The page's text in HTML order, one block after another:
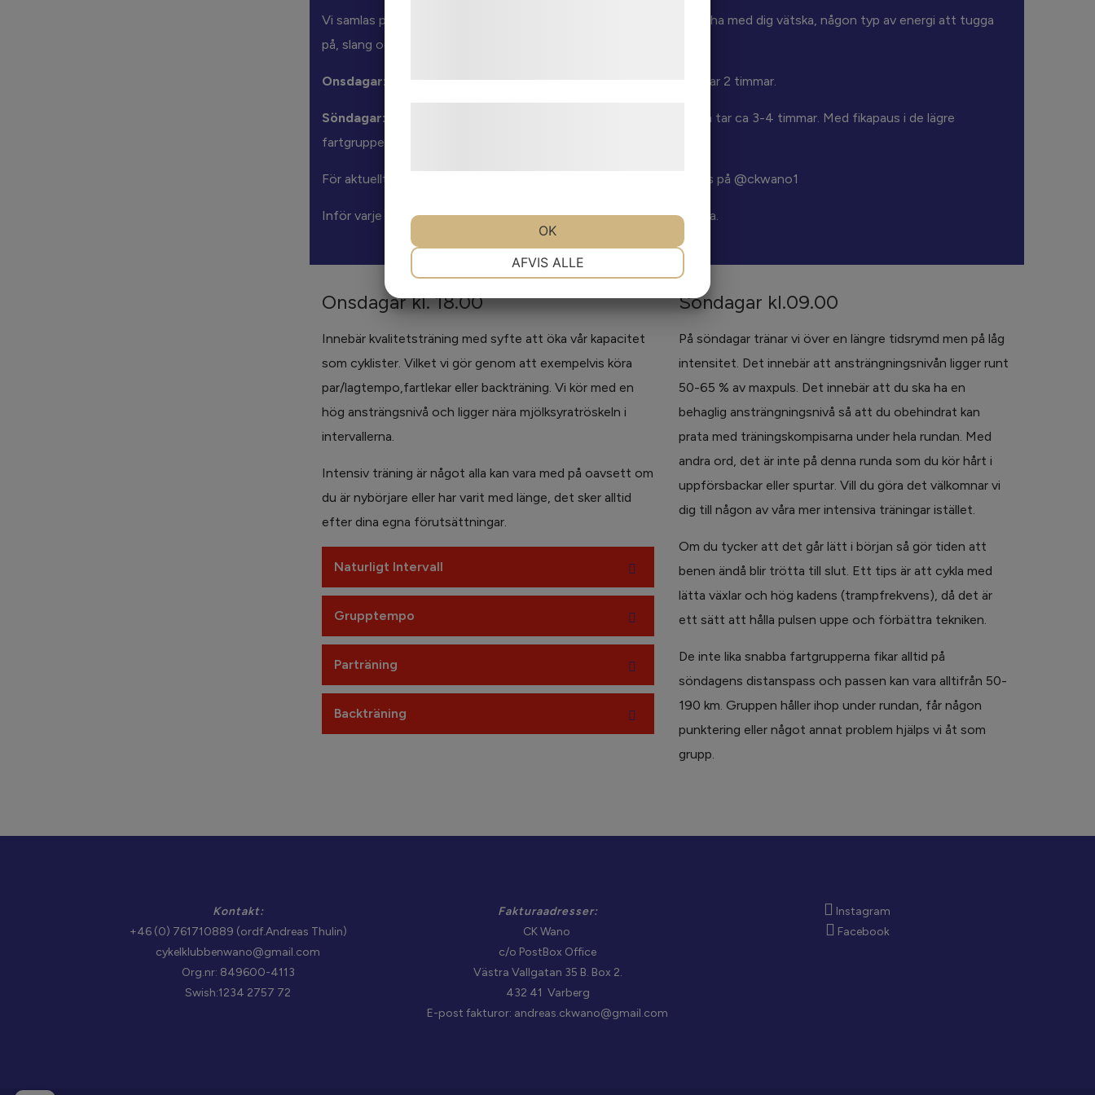
Vi samlas på parkeringen vid Träslövs kyrka i Varberg. Se till att alltid ha med dig vätska, någon typ av energi att tugga
på, slang och pump.
Onsdagar: Samling kl: 17:55 Avfärd 18:00. Rundan blir ca 5 mil och tar 2 timmar.
Söndagar: Samling kl: 08:55 Avfärd 09:00. Rundan blir ca 10 mil och tar ca 3-4 timmar. Med fikapaus i de lägre
fartgrupperna.
För aktuellt program hänvisas till vår . Där hittar ni oss på @ckwano1
Inför varje runda lägger vi upp ett "evenemang" på vår Facebooksida.
Onsdagar kl. 18.00
Innebär kvalitetsträning med syfte att öka vår kapacitet
som cyklister. Vilket vi gör genom att exempelvis köra
par/lagtempo,fartlekar eller backträning. Vi kör med en
hög ansträngsnivå och ligger nära mjölksyratröskeln i
intervallerna.
Intensiv träning är något alla kan vara med på oavsett om
du är nybörjare eller har varit med länge, det sker alltid
efter dina egna förutsättningar.
Naturligt Intervall
Grupptempo
Parträning
Backträning
Söndagar kl.09.00
På söndagar tränar vi över en längre tidsrymd men på låg
intensitet. Det innebär att ansträngningsnivån ligger runt
50-65 % av maxpuls. Det innebär att du ska ha en
behaglig ansträngningsnivå så att du obehindrat kan
prata med träningskompisarna under hela rundan. Med
andra ord, det är inte på denna runda som du kör hårt i
uppförsbackar eller spurtar. Vill du göra det välkomnar vi
dig till någon av våra mer intensiva träningar istället.
Om du tycker att det går lätt i början så gör tiden att
benen ändå blir trötta till slut. Ett tips är att cykla med
lätta växlar och hög kadens (trampfrekvens), då det är
ett sätt att hålla pulsen uppe och förbättra tekniken.
De inte lika snabba fartgrupperna fikar alltid på
söndagens distanspass och passen kan vara alltifrån 50-
190 km. Gruppen håller ihop under rundan, får någon
punktering eller något annat problem hjälps vi åt som
grupp.
Kontakt:
+46 (0) 761710889 (ordf.Andreas Thulin)
cykelklubbenwano@gmail.com
Org.nr: 849600-4113
Swish:1234 2757 72
Fakturaadresser:
CK Wano
c/o PostBox Office
Västra Vallgatan 35 B. Box 2.
432 41 Varberg
E-post fakturor: andreas.ckwano@gmail.com
Instagram
Facebook
MARKETING
AFVIS ALLE
OK